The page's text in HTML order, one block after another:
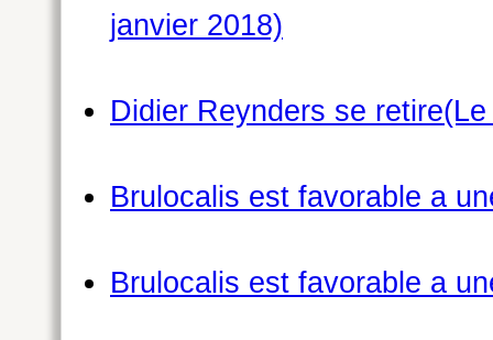
janvier 2018)
Didier Reynders se
Brulocalis est favorable a
Brulocalis est favorable a